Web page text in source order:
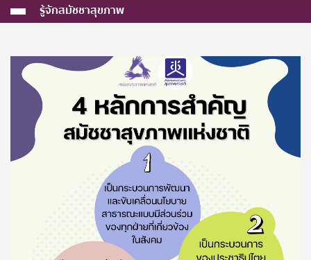
รู้จักสมัชชาสุขภาพ